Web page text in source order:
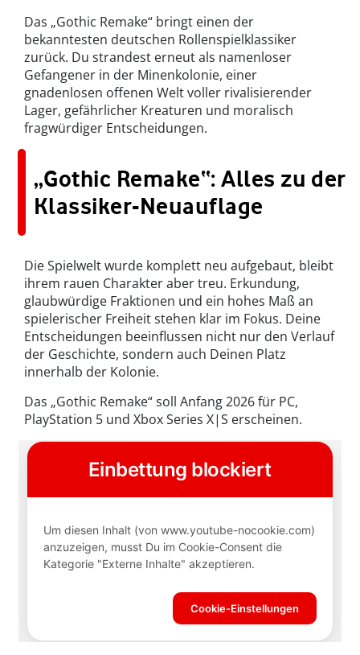
Das „Gothic Remake“ bringt einen der
bekanntesten deutschen Rollenspielklassiker
zurück. Du strandest erneut als namenloser
Gefangener in der Minenkolonie, einer
gnadenlosen offenen Welt voller rivalisierender
Lager, gefährlicher Kreaturen und moralisch
fragwürdiger Entscheidungen.
„Gothic Remake“: Alles zu der
Klassiker-Neuauflage
Die Spielwelt wurde komplett neu aufgebaut, bleibt
ihrem rauen Charakter aber treu. Erkundung,
glaubwürdige Fraktionen und ein hohes Maß an
spielerischer Freiheit stehen klar im Fokus. Deine
Entscheidungen beeinflussen nicht nur den Verlauf
der Geschichte, sondern auch Deinen Platz
innerhalb der Kolonie.
Das „Gothic Remake“ soll Anfang 2026 für PC,
PlayStation 5 und Xbox Series X|S erscheinen.